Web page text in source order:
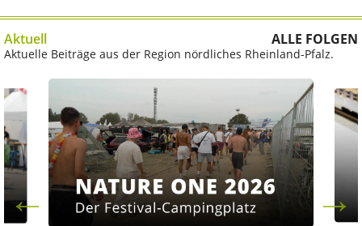
Aktuell ALLE FOLGEN
Aktuelle Beiträge aus der Region nördliches Rheinland-Pfalz.